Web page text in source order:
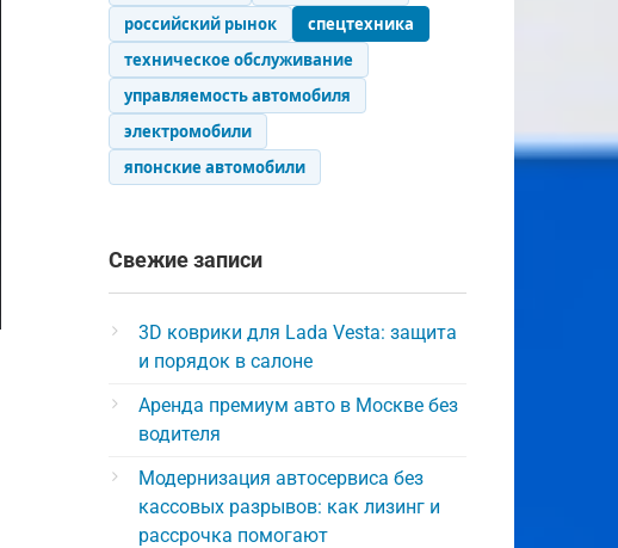
российский рынок
спецтехника
техническое обслуживание
управляемость автомобиля
электромобили
японские автомобили
Свежие записи
3D коврики для Lada Vesta: защита
и порядок в салоне
Аренда премиум авто в Москве без
водителя
Модернизация автосервиса без
кассовых разрывов: как лизинг и
рассрочка помогают